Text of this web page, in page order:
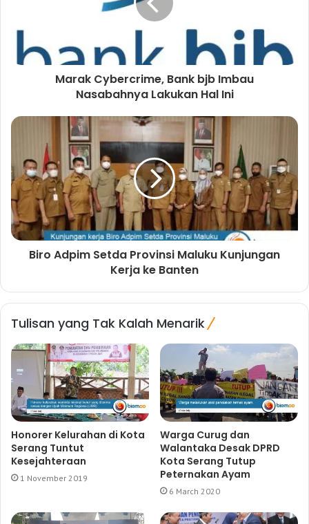
Marak Cybercrime, Bank bjb Imbau
Nasabahnya Lakukan Hal Ini
Biro Adpim Setda Provinsi Maluku Kunjungan
Kerja ke Banten
Tulisan yang Tak Kalah Menarik
Honorer Kelurahan di Kota
Serang Tuntut
Kesejahteraan
1 November 2019
Warga Curug dan
Walantaka Desak DPRD
Kota Serang Tutup
Peternakan Ayam
6 March 2020